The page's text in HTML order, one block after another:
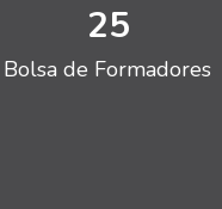
25
Bolsa de Formadores